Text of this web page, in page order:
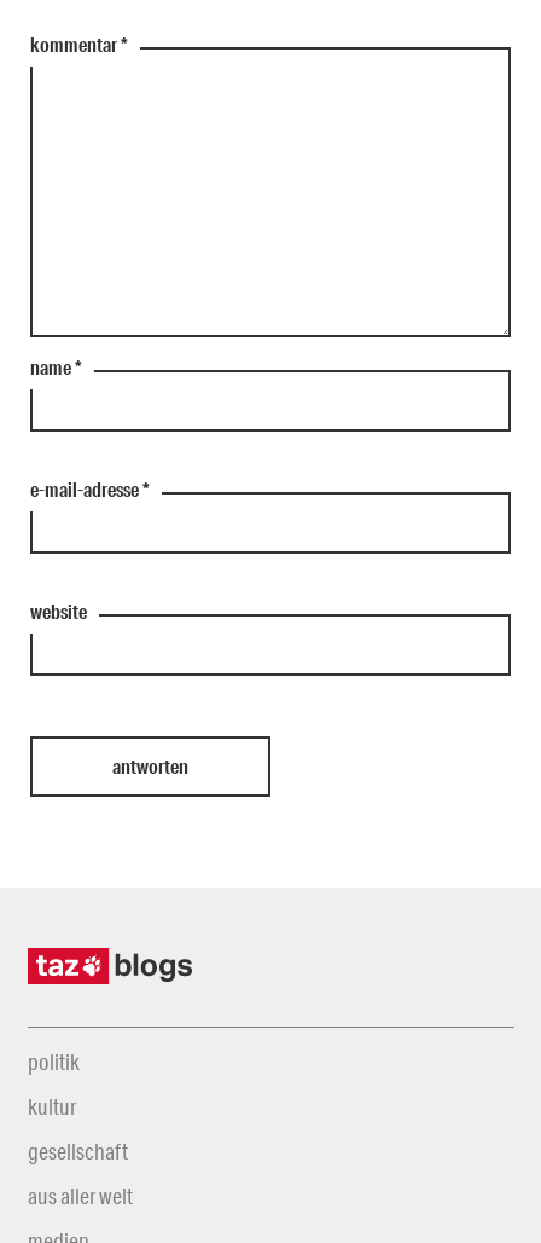
kommentar*
name*
e-mail-adresse*
website
politik
kultur
gesellschaft
aus aller welt